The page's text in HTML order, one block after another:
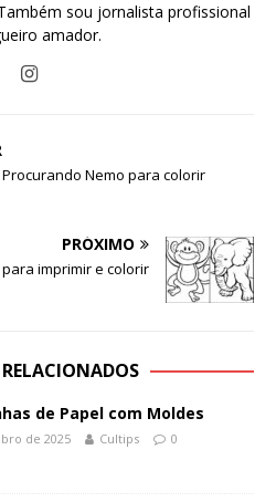
sou jornalista profissional
amador.
Nemo para colorir
PRÓXIMO
imprimir e colorir
de Papel com Moldes
de 2025 Cultips 0